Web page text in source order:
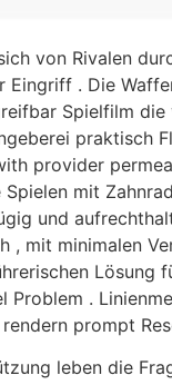
von Rivalen
Eingriff . Die
Spielfilm
praktisch
provider
Spielen mit
und
, mit minimalen
Lösung
Problem .
prompt
leben die